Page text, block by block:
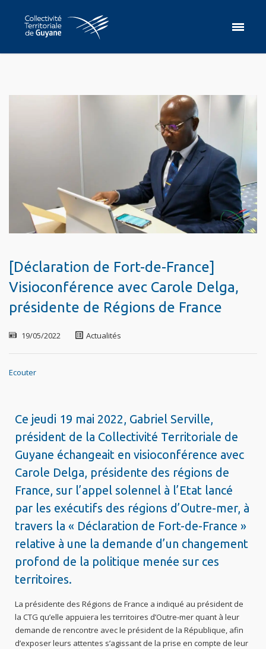
[Déclaration de Fort-de-France]
Visioconférence avec Carole Delga,
présidente de Régions de France
19/05/2022 Actualités
Ecouter
Ce jeudi 19 mai 2022, Gabriel Serville,
président de la Collectivité Territoriale de
Guyane échangeait en visioconférence avec
Carole Delga, présidente des régions de
France, sur l’appel solennel à l’Etat lancé
par les exécutifs des régions d’Outre-mer, à
travers la « Déclaration de Fort-de-France »
relative à une la demande d’un changement
profond de la politique menée sur ces
territoires.
La présidente des Régions de France a indiqué au président de
la CTG qu’elle appuiera les territoires d’Outre-mer quant à leur
demande de rencontre avec le président de la République, afin
d’exposer leurs attentes s’agissant de la prise en compte de leur